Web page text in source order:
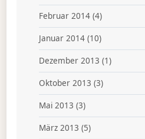
Februar 2014(4)
Januar 2014(10)
Dezember 2013 (1)
Oktober 2013 (3)
Mai 2013 (3)
März 2013 (5)